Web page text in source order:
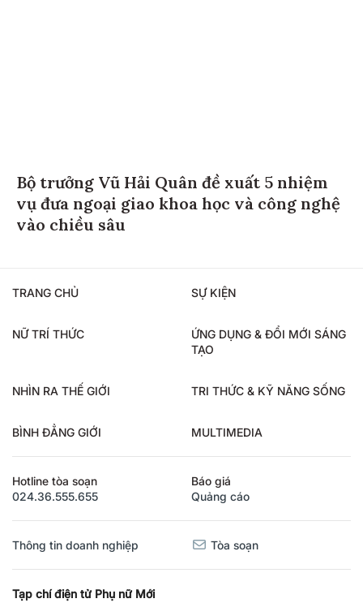
Bộ trưởng Vũ Hải Quân đề xuất 5 nhiệm
vụ đưa ngoại giao khoa học và công nghệ
vào chiều sâu
TRANG CHỦ SỰ KIỆN
NỮ TRÍ THỨC
ỨNG DỤNG & ĐỔI MỚI SÁNG
TẠO
NHÌN RA THẾ GIỚI TRI THỨC & KỸ NĂNG SỐNG
BÌNH ĐẲNG GIỚI MULTIMEDIA
Hotline tòa soạn
024.36.555.655
Báo giá
Quảng cáo
Thông tin doanh nghiệp Tòa soạn
Tạp chí điện tử Phụ nữ Mới